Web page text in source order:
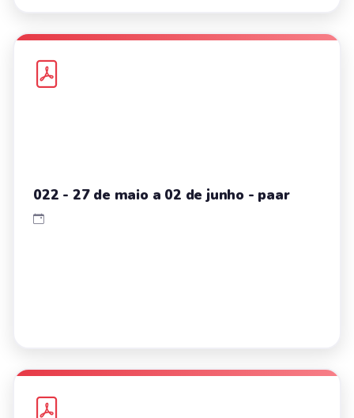
022 - 27 de maio a 02 de junho - paar